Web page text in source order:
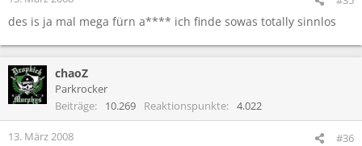
des is ja mal mega fürn a**** ich finde sowas totally sinnlos
chaoZ
Parkrocker
Beiträge
10.269 Reaktionspunkte 4.022
13. März 2008 #36